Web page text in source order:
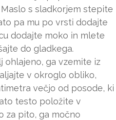
s sladkorjem stepite
pa mu po vrsti dodajte
dodajte moko in mlete
do gladkega.
ohlajeno, ga vzemite iz
v okroglo obliko,
večjo od posode, ki
testo položite v
za pito, ga močno